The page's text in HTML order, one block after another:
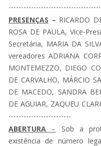
PRESENÇAS – RICARDO
ROSA DE PAULA, Vice-
Secretária, MARIA DA
vereadores ADRIANA
MONTEMEZZO, DIEGO
DE CARVALHO, MÁRCIO
DE MACEDO, SANDRA
DE AGUIAR, ZAQUEU
-------------------------
ABERTURA – Sob a
existência de número